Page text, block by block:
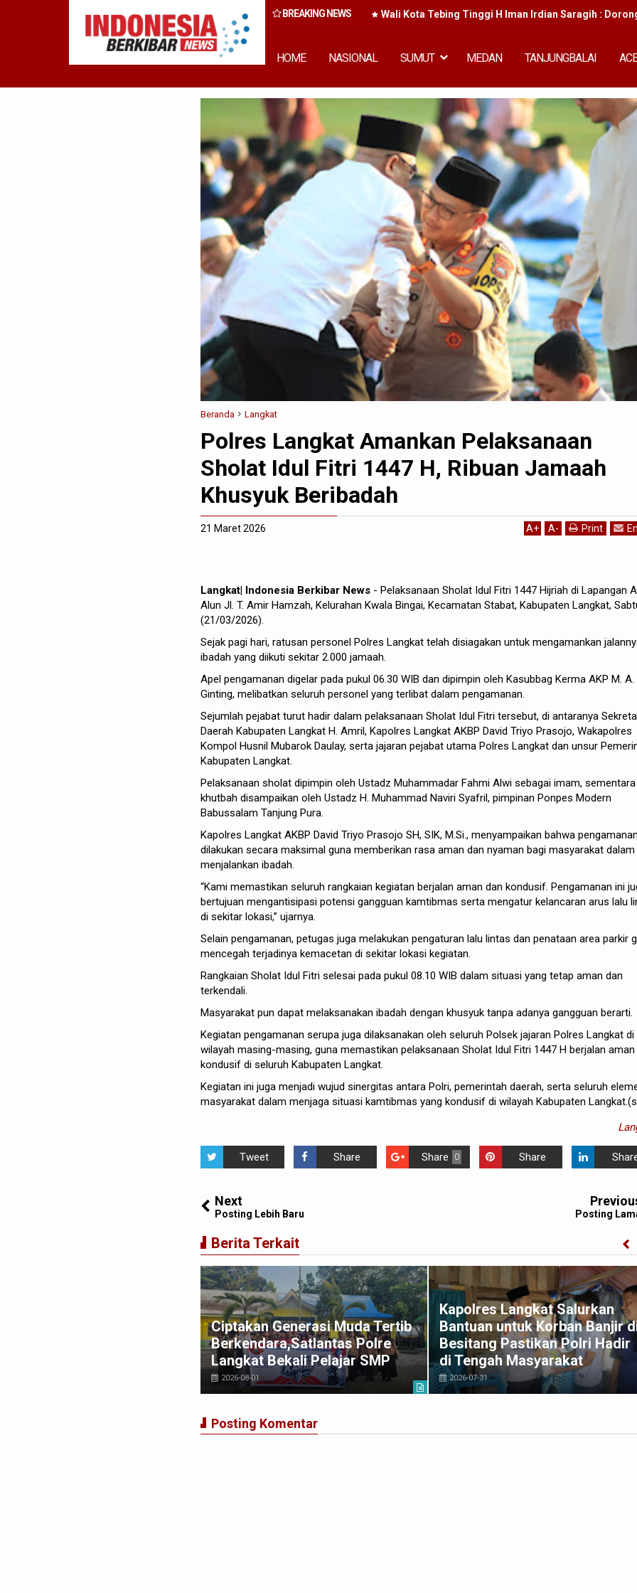
BREAKING NEWS
Percepatan Perda PBG Guna Penyederhanaan Layanan Cepat dan Murah Wali Kota Tebing Tinggi H Iman Irdian Saragih :
HOME NASIONAL SUMUT MEDAN TANJUNGBALAI
Beranda Langkat
Polres Langkat Amankan Pelaksanaan
Sholat Idul Fitri 1447 H, Ribuan Jamaah
Khusyuk Beribadah
21 Maret 2026 A+ A- Print
Langkat| Indonesia Berkibar News - Pelaksanaan Sholat Idul Fitri 1447 Hijriah di Lapangan
Alun Jl. T. Amir Hamzah, Kelurahan Kwala Bingai, Kecamatan Stabat, Kabupaten Langkat,
(21/03/2026).
Sejak pagi hari, ratusan personel Polres Langkat telah disiagakan untuk mengamankan
ibadah yang diikuti sekitar 2.000 jamaah.
Apel pengamanan digelar pada pukul 06.30 WIB dan dipimpin oleh Kasubbag Kerma AKP M. A.
Ginting, melibatkan seluruh personel yang terlibat dalam pengamanan.
Sejumlah pejabat turut hadir dalam pelaksanaan Sholat Idul Fitri tersebut, di antaranya
Daerah Kabupaten Langkat H. Amril, Kapolres Langkat AKBP David Triyo Prasojo, Wakapolres
Kompol Husnil Mubarok Daulay, serta jajaran pejabat utama Polres Langkat dan unsur
Kabupaten Langkat.
Pelaksanaan sholat dipimpin oleh Ustadz Muhammadar Fahmi Alwi sebagai imam, sementara
khutbah disampaikan oleh Ustadz H. Muhammad Naviri Syafril, pimpinan Ponpes Modern
Babussalam Tanjung Pura.
Kapolres Langkat AKBP David Triyo Prasojo SH, SIK, M.Si., menyampaikan bahwa pengamanan
dilakukan secara maksimal guna memberikan rasa aman dan nyaman bagi masyarakat dalam
menjalankan ibadah.
“Kami memastikan seluruh rangkaian kegiatan berjalan aman dan kondusif. Pengamanan ini
bertujuan mengantisipasi potensi gangguan kamtibmas serta mengatur kelancaran arus lalu
di sekitar lokasi,” ujarnya.
Selain pengamanan, petugas juga melakukan pengaturan lalu lintas dan penataan area parkir
mencegah terjadinya kemacetan di sekitar lokasi kegiatan.
Rangkaian Sholat Idul Fitri selesai pada pukul 08.10 WIB dalam situasi yang tetap aman dan
terkendali.
Masyarakat pun dapat melaksanakan ibadah dengan khusyuk tanpa adanya gangguan berarti.
Kegiatan pengamanan serupa juga dilaksanakan oleh seluruh Polsek jajaran Polres Langkat di
wilayah masing-masing, guna memastikan pelaksanaan Sholat Idul Fitri 1447 H berjalan aman
kondusif di seluruh Kabupaten Langkat.
Kegiatan ini juga menjadi wujud sinergitas antara Polri, pemerintah daerah, serta seluruh
masyarakat dalam menjaga situasi kamtibmas yang kondusif di wilayah Kabupaten
Tweet Share 0
Share Share
Next
Posting Lebih Baru Posting
Berita Terkait
Ciptakan Generasi Muda Tertib
Berkendara,Satlantas Polre
Langkat Bekali Pelajar SMP
2026-08-01
Kapolres Langkat Salurkan
Bantuan untuk Korban Banjir
Besitang Pastikan Polri Hadir
di Tengah Masyarakat
2026-07-31
Posting Komentar